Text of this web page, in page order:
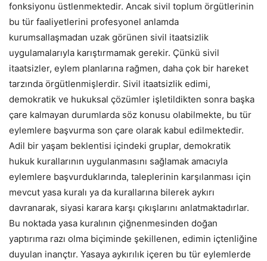
fonksiyonu üstlenmektedir. Ancak sivil toplum örgütlerinin
bu tür faaliyetlerini profesyonel anlamda
kurumsallaşmadan uzak görünen sivil itaatsizlik
uygulamalarıyla karıştırmamak gerekir. Çünkü sivil
itaatsizler, eylem planlarına rağmen, daha çok bir hareket
tarzında örgütlenmişlerdir. Sivil itaatsizlik edimi,
demokratik ve hukuksal çözümler işletildikten sonra başka
çare kalmayan durumlarda söz konusu olabilmekte, bu tür
eylemlere başvurma son çare olarak kabul edilmektedir.
Adil bir yaşam beklentisi içindeki gruplar, demokratik
hukuk kurallarının uygulanmasını sağlamak amacıyla
eylemlere başvurduklarında, taleplerinin karşılanması için
mevcut yasa kuralı ya da kurallarına bilerek aykırı
davranarak, siyasi karara karşı çıkışlarını anlatmaktadırlar.
Bu noktada yasa kuralının çiğnenmesinden doğan
yaptırıma razı olma biçiminde şekillenen, edimin içtenliğine
duyulan inançtır. Yasaya aykırılık içeren bu tür eylemlerde